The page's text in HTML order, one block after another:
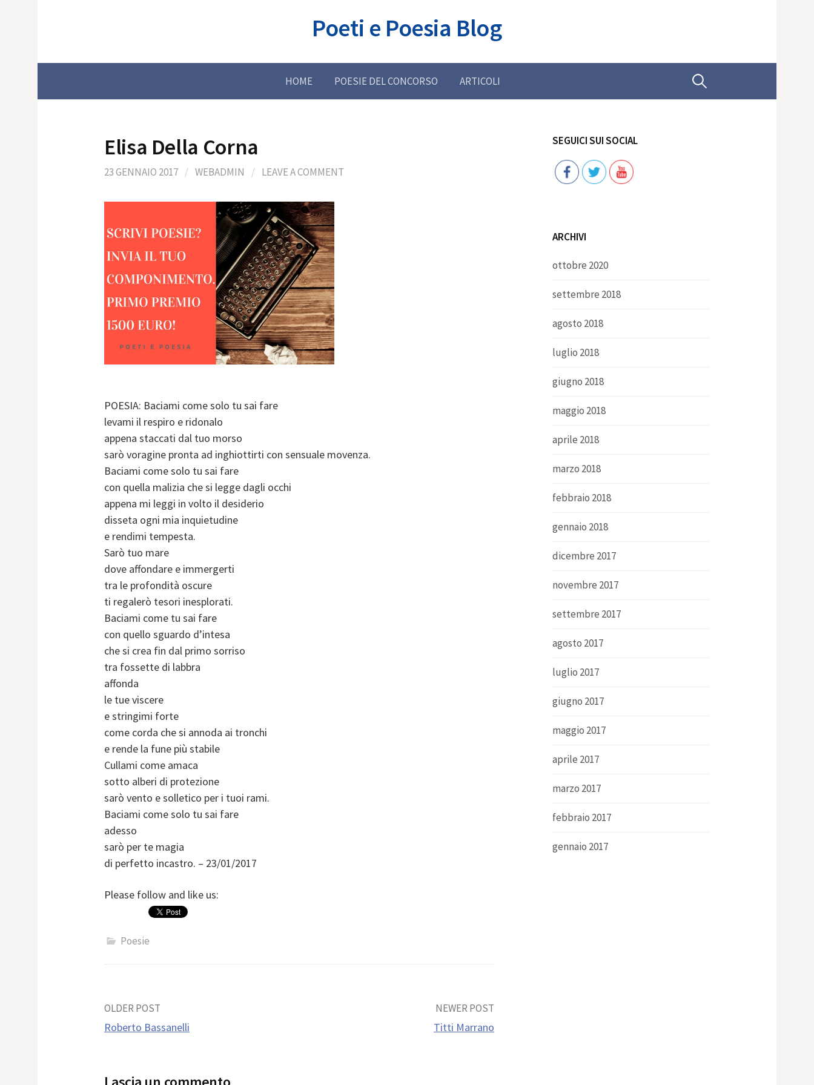
Poeti e Poesia Blog
HOME POESIE DEL CONCORSO ARTICOLI Ricerca
Elisa Della Corna
23 GENNAIO 2017 / WEBADMIN / LEAVE A COMMENT
POESIA: Baciami come solo tu sai fare
levami il respiro e ridonalo
appena staccati dal tuo morso
sarò voragine pronta ad inghiottirti con sensuale movenza.
Baciami come solo tu sai fare
con quella malizia che si legge dagli occhi
appena mi leggi in volto il desiderio
disseta ogni mia inquietudine
e rendimi tempesta.
Sarò tuo mare
dove affondare e immergerti
tra le profondità oscure
ti regalerò tesori inesplorati.
Baciami come tu sai fare
con quello sguardo d’intesa
che si crea fin dal primo sorriso
tra fossette di labbra
affonda
le tue viscere
e stringimi forte
come corda che si annoda ai tronchi
e rende la fune più stabile
Cullami come amaca
sotto alberi di protezione
sarò vento e solletico per i tuoi rami.
Baciami come solo tu sai fare
adesso
sarò per te magia
di perfetto incastro. – 23/01/2017
Please follow and like us:
Poesie
Post
OLDER POST
Roberto Bassanelli
NEWER POST
Titti Marrano
SEGUICI SUI SOCIAL
Follow
ARCHIVI
ottobre 2020
settembre 2018
agosto 2018
luglio 2018
giugno 2018
maggio 2018
aprile 2018
marzo 2018
febbraio 2018
gennaio 2018
dicembre 2017
novembre 2017
settembre 2017
agosto 2017
luglio 2017
giugno 2017
maggio 2017
aprile 2017
marzo 2017
febbraio 2017
gennaio 2017